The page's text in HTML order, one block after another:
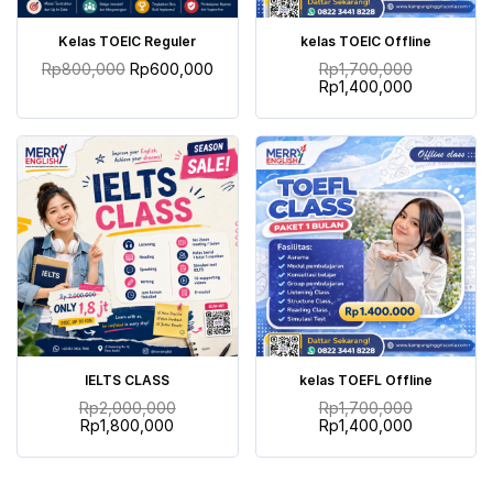
TAMBAH KE KERANJANG
Kelas TOEIC Reguler
Rp800,000 Rp600,000
TAMBAH KE KERANJANG
kelas TOEIC Offline
Rp1,700,000
Rp1,400,000
TAMBAH KE KERANJANG
IELTS CLASS
Rp2,000,000
Rp1,800,000
TAMBAH KE KERANJANG
kelas TOEFL Offline
Rp1,700,000
Rp1,400,000